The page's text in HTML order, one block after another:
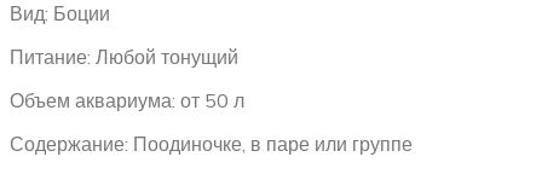
Вид: Боции
Питание: Любой тонущий
Объем аквариума: от 50 л
Содержание: Поодиночке, в паре или группе